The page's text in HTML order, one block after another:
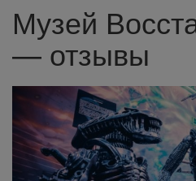
Музей
— отзывы